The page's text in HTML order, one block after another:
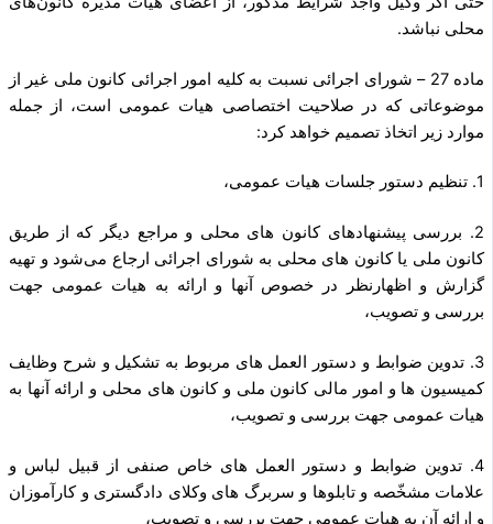
محلی نباشد.
ماده 27 – شورای اجرائی نسبت به کلیه امور اجرائی کانون ملی غیر از
موضوعاتی که در صلاحیت اختصاصی هیات عمومی است، از جمله
موارد زیر اتخاذ تصمیم خواهد کرد:
1. تنظیم دستور جلسات هیات عمومی،
2. بررسی پیشنهادهای کانون های محلی و مراجع دیگر که از طریق
کانون ملی یا کانون های محلی به شورای اجرائی ارجاع می‌شود و تهیه
گزارش و اظهارنظر در خصوص آنها و ارائه به هیات عمومی جهت
بررسی و تصویب،
3. تدوین ضوابط و دستور العمل های مربوط به تشکیل و شرح وظایف
کمیسیون ها و امور مالی کانون ملی و کانون های محلی و ارائه آنها به
هیات عمومی جهت بررسی و تصویب،
4. تدوین ضوابط و دستور العمل های خاص صنفی از قبیل لباس و
علامات مشخّصه و تابلوها و سربرگ های وکلای دادگستری و کارآموزان
و ارائه آن به هیات عمومی جهت بررسی و تصویب،